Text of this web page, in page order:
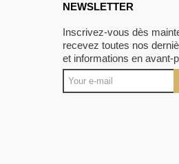
NEWSLETTER
Inscrivez-vous dès
recevez toutes nos
et informations en avant-